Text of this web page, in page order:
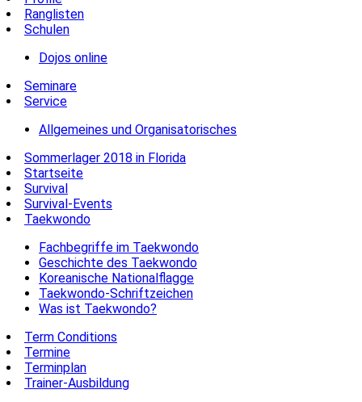
Ranglisten
Schulen
Dojos online
Seminare
Service
Allgemeines und Organisatorisches
Sommerlager 2018 in Florida
Startseite
Survival
Survival-Events
Taekwondo
Fachbegriffe im Taekwondo
Geschichte des Taekwondo
Koreanische Nationalflagge
Taekwondo-Schriftzeichen
Was ist Taekwondo?
Term Conditions
Termine
Terminplan
Trainer-Ausbildung